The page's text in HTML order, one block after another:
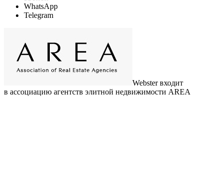
WhatsApp
Telegram
Webster входит
в ассоциацию агентств элитной недвижимости AREA